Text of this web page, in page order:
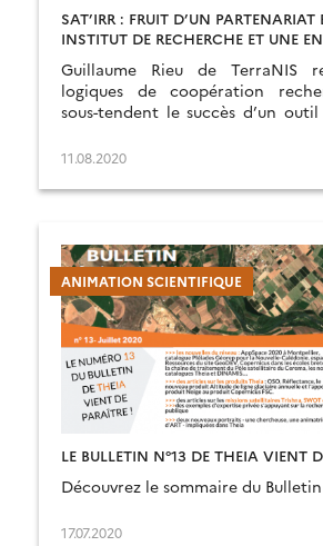
SAT’IRR : FRUIT D’UN PARTENARIAT
INSTITUT DE RECHERCHE ET UNE
Guillaume Rieu de TerraNIS
logiques de coopération
sous-tendent le succès d’un outil
Theia.
11.08.2020
ANIMATION SCIENTIFIQUE
LE BULLETIN N°13 DE THEIA VIENT
Découvrez le sommaire du Bulletin
17.07.2020